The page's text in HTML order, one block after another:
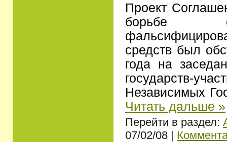
Проект
борьбе
средств был
года на
государств-
Независимых
Читать дальше »
Перейти в раздел:
07/02/08 |